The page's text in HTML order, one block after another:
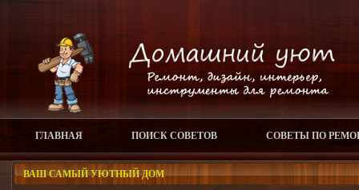
ГЛАВНАЯ ПОИСК СОВЕТОВ СОВЕТЫ ПО
ВАШ САМЫЙ УЮТНЫЙ ДОМ